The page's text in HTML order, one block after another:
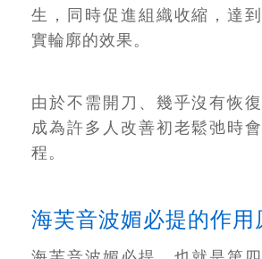
生，同時促進組織收縮，達
實輪廓的效果。
由於不需開刀、幾乎沒有恢
成為許多人改善初老鬆弛時
程。
海芙音波媚必提的作用